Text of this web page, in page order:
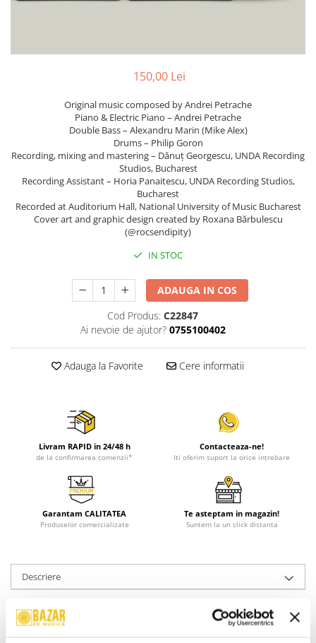
Viniluri Românești
150,00 Lei
Original music composed by Andrei Petrache
Piano & Electric Piano – Andrei Petrache
Double Bass – Alexandru Marin (Mike Alex)
Drums – Philip Goron
Recording, mixing and mastering – Dănuț Georgescu, UNDA Recording
Studios, Bucharest
Recording Assistant – Horia Panaitescu, UNDA Recording Studios,
Bucharest
Recorded at Auditorium Hall, National University of Music Bucharest
Cover art and graphic design created by Roxana Bărbulescu
(@rocsendipity)
IN STOC
ADAUGA IN COS
Cod Produs: C22847
Ai nevoie de ajutor? 0755100402
Adauga la Favorite Cere informatii
Livram RAPID in 24/48 h
de la confirmarea comenzii*
Contacteaza-ne!
Iti oferim suport la orice intrebare
Garantam CALITATEA
Produselor comercializate
Te asteptam in magazin!
Suntem la un click distanta
Descriere
Stare Coperta:
Stare Disc: